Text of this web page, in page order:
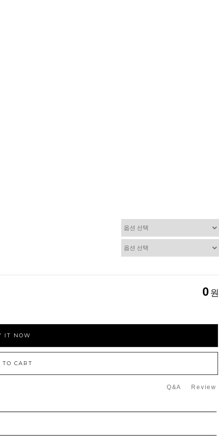
0 원
IT NOW
TO CART
Q&A Review